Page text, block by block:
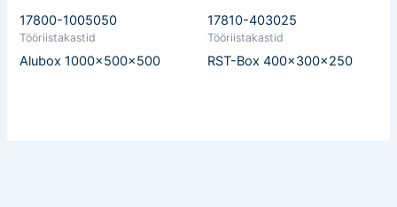
17800-1005050
Tööriistakastid
Alubox 1000x500x500
17810-403025
Tööriistakastid
RST-Box 400x300x250